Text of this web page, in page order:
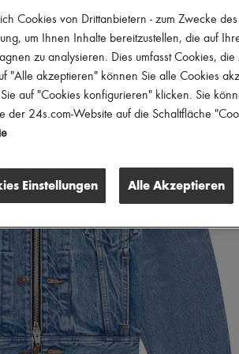
Cookies von Drittanbietern - zum Zwecke
um Ihnen Inhalte bereitzustellen, die auf
zu analysieren. Dies umfasst Cookies,
"Alle akzeptieren" können Sie alle Cookies
auf "Cookies konfigurieren" klicken. Sie
der 24s.com-Website auf die Schaltfläche
Einstellungen Alle Akzeptieren